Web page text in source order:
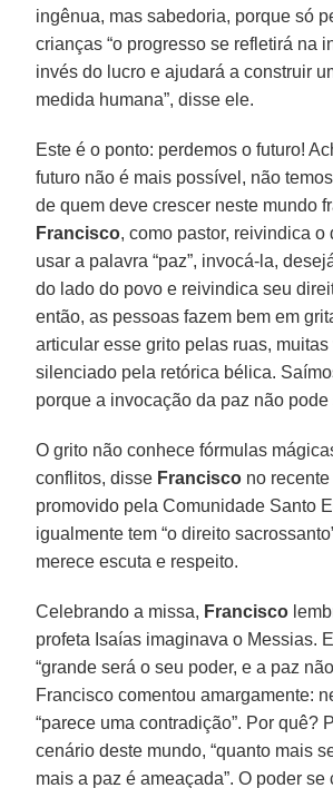
ingênua, mas sabedoria, porque só
crianças “o progresso se refletirá na
invés do lucro e ajudará a construir
medida humana”, disse ele.
Este é o ponto: perdemos o futuro!
futuro não é mais possível, não
de quem deve crescer neste mundo
Francisco, como pastor, reivindica o
usar a palavra “paz”, invocá-la,
do lado do povo e reivindica seu
então, as pessoas fazem bem em
articular esse grito pelas ruas, muitas
silenciado pela retórica bélica.
porque a invocação da paz não pode
O grito não conhece fórmulas
conflitos, disse Francisco no
promovido pela Comunidade Santo
igualmente tem “o direito
merece escuta e respeito.
Celebrando a missa, Francisco
profeta Isaías imaginava o Messias.
“grande será o seu poder, e a paz
Francisco comentou amargamente:
“parece uma contradição”. Por quê?
cenário deste mundo, “quanto mais
mais a paz é ameaçada”. O poder se